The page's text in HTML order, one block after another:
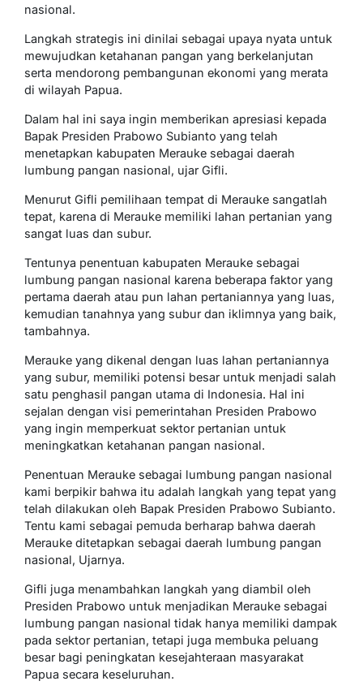
nasional.
Langkah strategis ini dinilai sebagai upaya nyata untuk
mewujudkan ketahanan pangan yang berkelanjutan
serta mendorong pembangunan ekonomi yang merata
di wilayah Papua.
Dalam hal ini saya ingin memberikan apresiasi kepada
Bapak Presiden Prabowo Subianto yang telah
menetapkan kabupaten Merauke sebagai daerah
lumbung pangan nasional, ujar Gifli.
Menurut Gifli pemilihaan tempat di Merauke sangatlah
tepat, karena di Merauke memiliki lahan pertanian yang
sangat luas dan subur.
Tentunya penentuan kabupaten Merauke sebagai
lumbung pangan nasional karena beberapa faktor yang
pertama daerah atau pun lahan pertaniannya yang luas,
kemudian tanahnya yang subur dan iklimnya yang baik,
tambahnya.
Merauke yang dikenal dengan luas lahan pertaniannya
yang subur, memiliki potensi besar untuk menjadi salah
satu penghasil pangan utama di Indonesia. Hal ini
sejalan dengan visi pemerintahan Presiden Prabowo
yang ingin memperkuat sektor pertanian untuk
meningkatkan ketahanan pangan nasional.
Penentuan Merauke sebagai lumbung pangan nasional
kami berpikir bahwa itu adalah langkah yang tepat yang
telah dilakukan oleh Bapak Presiden Prabowo Subianto.
Tentu kami sebagai pemuda berharap bahwa daerah
Merauke ditetapkan sebagai daerah lumbung pangan
nasional, Ujarnya.
Gifli juga menambahkan langkah yang diambil oleh
Presiden Prabowo untuk menjadikan Merauke sebagai
lumbung pangan nasional tidak hanya memiliki dampak
pada sektor pertanian, tetapi juga membuka peluang
besar bagi peningkatan kesejahteraan masyarakat
Papua secara keseluruhan.